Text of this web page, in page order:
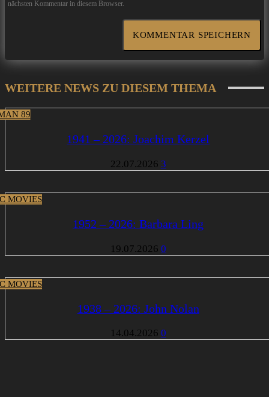
nächsten Kommentar in diesem Browser.
WEITERE NEWS ZU DIESEM THEMA
89
1941 – 2026: Joachim Kerzel
22.07.2026 3
MOVIES
1952 – 2026: Barbara Ling
19.07.2026 0
MOVIES
1938 – 2026: John Nolan
14.04.2026 0